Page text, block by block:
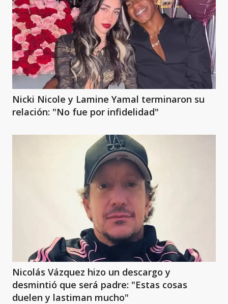
Nicki Nicole y Lamine Yamal terminaron su
relación: "No fue por infidelidad"
Nicolás Vázquez hizo un descargo y
desmintió que será padre: "Estas cosas
duelen y lastiman mucho"